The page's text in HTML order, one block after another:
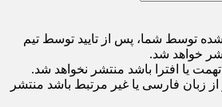
توسط شما، پس از تایید توسط تیم
خواهد شد.
یا افترا باشد منتشر نخواهد شد.
از زبان فارسی یا غیر مرتبط باشد منتشر